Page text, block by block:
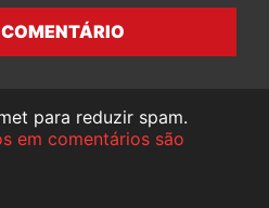
para reduzir spam.
em comentários são